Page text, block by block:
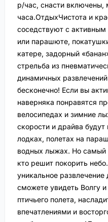
р/час, снасти
часа.ОтдыхЧистота и
соседствуют с
или парашюте,
катере, задорный
стрельба из
динамичных
бесконечно! Если вы
наверняка понравятся
велосипедах и зимние
скорости и драйва будут
лодках, полетах на
водных лыжах. Но самый
кто решит покорить
уникальное
сможете увидеть Волгу
птичьего полета,
впечатлениями и